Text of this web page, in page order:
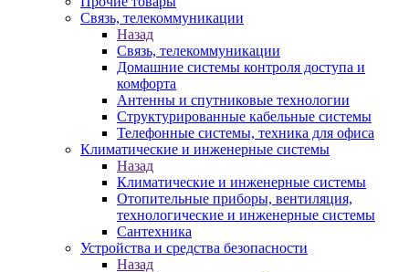
Связь, телекоммуникации
Назад
Связь, телекоммуникации
Домашние системы контроля доступа и
комфорта
Антенны и спутниковые технологии
Структурированные кабельные системы
Телефонные системы, техника для офиса
Климатические и инженерные системы
Назад
Климатические и инженерные системы
Отопительные приборы, вентиляция,
технологические и инженерные системы
Сантехника
Устройства и средства безопасности
Назад